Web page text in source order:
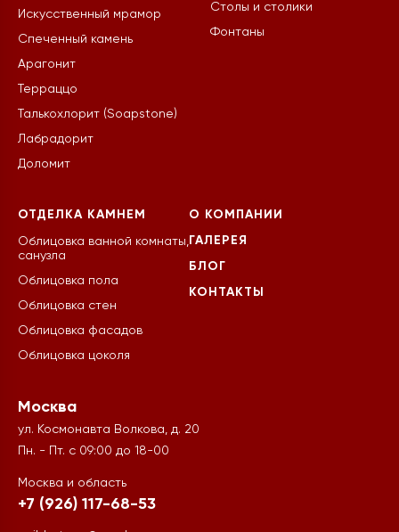
Искусственный мрамор
Спеченный камень
Арагонит
Терраццо
Талькохлорит (Soapstone)
Лабрадорит
Доломит
Столы и столики
Фонтаны
ОТДЕЛКА КАМНЕМ
Облицовка ванной комнаты,
санузла
Облицовка пола
Облицовка стен
Облицовка фасадов
Облицовка цоколя
О КОМПАНИИ
ГАЛЕРЕЯ
БЛОГ
КОНТАКТЫ
Москва
ул. Космонавта Волкова, д. 20
Пн. - Пт. с 09:00 до 18-00
Москва и область
+7 (926) 117-68-53